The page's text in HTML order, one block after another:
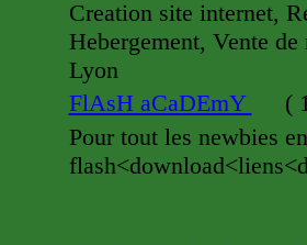
Creation site internet,
Hebergement, Vente
Lyon
FlAsH aCaDEmY
(
Pour tout les newbies